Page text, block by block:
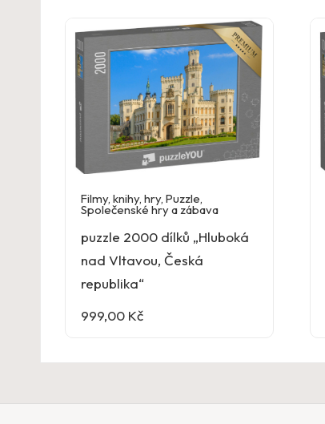
Filmy, knihy, hry, Puzzle,
Společenské hry a zábava
puzzle 2000 dílků „Hluboká
nad Vltavou, Česká
republika“
999,00 Kč